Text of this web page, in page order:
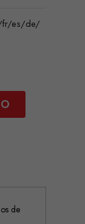
fr/es/de/
de